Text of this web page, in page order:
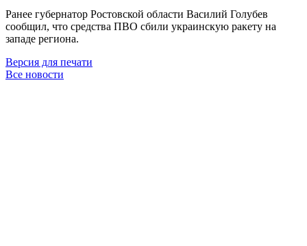
Ранее губернатор Ростовской области Василий Голубев
сообщил, что средства ПВО сбили украинскую ракету на
западе региона.
Версия для печати
Все новости